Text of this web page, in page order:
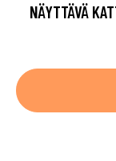
NÄYTTÄVÄ